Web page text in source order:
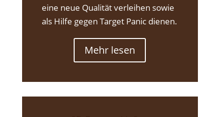
eine neue Qualität verleihen sowie
als Hilfe gegen Target Panic dienen.
Mehr lesen